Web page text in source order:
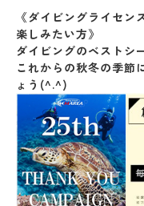
《ダイビングライセン
楽しみたい方》
ダイビングのベストシ
これからの秋冬の季節
ょう(^.^)